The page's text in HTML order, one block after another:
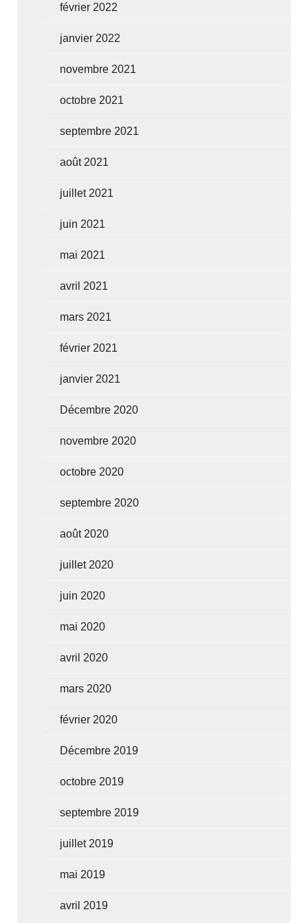
février 2022
janvier 2022
novembre 2021
octobre 2021
septembre 2021
août 2021
juillet 2021
juin 2021
mai 2021
avril 2021
mars 2021
février 2021
janvier 2021
Décembre 2020
novembre 2020
octobre 2020
septembre 2020
août 2020
juillet 2020
juin 2020
mai 2020
avril 2020
mars 2020
février 2020
Décembre 2019
octobre 2019
septembre 2019
juillet 2019
mai 2019
avril 2019